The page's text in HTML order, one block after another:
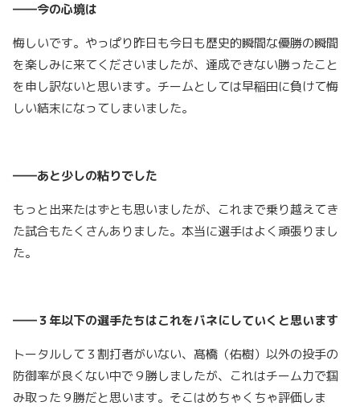
――今の心境は
悔しいです。やっぱり昨日も今日も歴史的瞬間な優勝の瞬間
を楽しみに来てくださいましたが、達成できない勝ったこと
を申し訳ないと思います。チームとしては早稲田に負けて悔
しい結末になってしまいました。
――あと少しの粘りでした
もっと出来たはずとも思いましたが、これまで乗り越えてき
た試合もたくさんありました。本当に選手はよく頑張りまし
た。
――３年以下の選手たちはこれをバネにしていくと思います
トータルして３割打者がいない、髙橋（佑樹）以外の投手の
防御率が良くない中で９勝しましたが、これはチーム力で掴
み取った９勝だと思います。そこはめちゃくちゃ評価しま